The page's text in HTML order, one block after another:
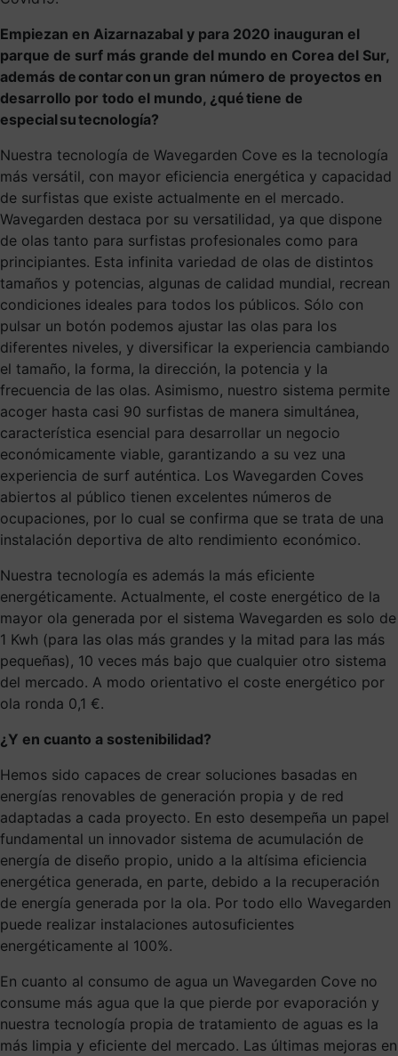
Empiezan en Aizarnazabal y para 2020 inauguran el
parque de surf más grande del mundo en Corea del Sur,
además de contar con un gran número de proyectos en
desarrollo por todo el mundo, ¿qué tiene de
especial su tecnología?
Nuestra tecnología de Wavegarden Cove es la tecnología
más versátil, con mayor eficiencia energética y capacidad
de surfistas que existe actualmente en el mercado.
Wavegarden destaca por su versatilidad, ya que dispone
de olas tanto para surfistas profesionales como para
principiantes. Esta infinita variedad de olas de distintos
tamaños y potencias, algunas de calidad mundial, recrean
condiciones ideales para todos los públicos. Sólo con
pulsar un botón podemos ajustar las olas para los
diferentes niveles, y diversificar la experiencia cambiando
el tamaño, la forma, la dirección, la potencia y la
frecuencia de las olas. Asimismo, nuestro sistema permite
acoger hasta casi 90 surfistas de manera simultánea,
característica esencial para desarrollar un negocio
económicamente viable, garantizando a su vez una
experiencia de surf auténtica. Los Wavegarden Coves
abiertos al público tienen excelentes números de
ocupaciones, por lo cual se confirma que se trata de una
instalación deportiva de alto rendimiento económico.
Nuestra tecnología es además la más eficiente
energéticamente. Actualmente, el coste energético de la
mayor ola generada por el sistema Wavegarden es solo de
1 Kwh (para las olas más grandes y la mitad para las más
pequeñas), 10 veces más bajo que cualquier otro sistema
del mercado. A modo orientativo el coste energético por
ola ronda 0,1 €.
¿Y en cuanto a sostenibilidad?
Hemos sido capaces de crear soluciones basadas en
energías renovables de generación propia y de red
adaptadas a cada proyecto. En esto desempeña un papel
fundamental un innovador sistema de acumulación de
energía de diseño propio, unido a la altísima eficiencia
energética generada, en parte, debido a la recuperación
de energía generada por la ola. Por todo ello Wavegarden
puede realizar instalaciones autosuficientes
energéticamente al 100%.
En cuanto al consumo de agua un Wavegarden Cove no
consume más agua que la que pierde por evaporación y
nuestra tecnología propia de tratamiento de aguas es la
más limpia y eficiente del mercado. Las últimas mejoras en